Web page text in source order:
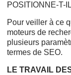
POSITIONNE-T-
Pour veiller à ce
moteurs de
plusieurs
termes de SEO.
LE TRAVAIL